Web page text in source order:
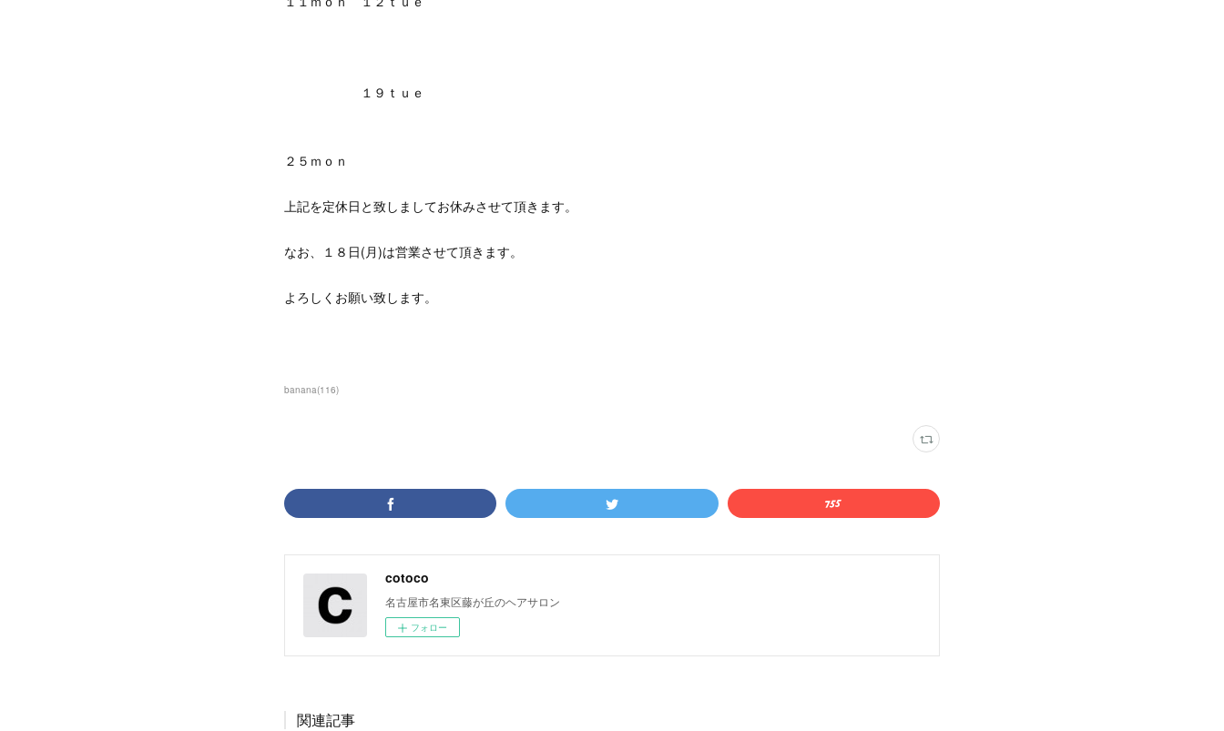
１９ｔｕｅ
２５ｍｏｎ
上記を定休日と致しましてお休みさせて頂きます。
なお、１８日(月)は営業させて頂きます。
よろしくお願い致します。
banana(116)
cotoco
名古屋市名東区藤が丘のヘアサロン
フォロー
関連記事